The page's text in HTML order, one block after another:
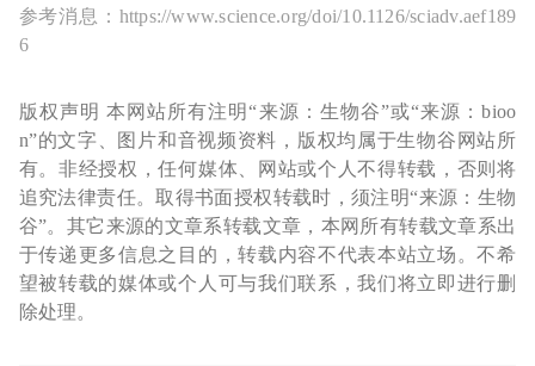
参考消息：https://www.science.org/doi/10.1126/sciadv.aef189
6
版权声明 本网站所有注明“来源：生物谷”或“来源：bioo
n”的文字、图片和音视频资料，版权均属于生物谷网站所
有。非经授权，任何媒体、网站或个人不得转载，否则将
追究法律责任。取得书面授权转载时，须注明“来源：生物
谷”。其它来源的文章系转载文章，本网所有转载文章系出
于传递更多信息之目的，转载内容不代表本站立场。不希
望被转载的媒体或个人可与我们联系，我们将立即进行删
除处理。